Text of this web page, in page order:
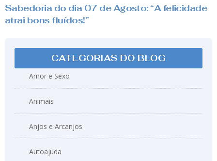
Sabedoria do dia 07 de Agosto: “A felicidade
atrai bons fluídos!”
CATEGORIAS DO BLOG
Amor e Sexo
Animais
Anjos e Arcanjos
Autoajuda